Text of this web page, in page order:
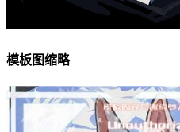
模板图缩略